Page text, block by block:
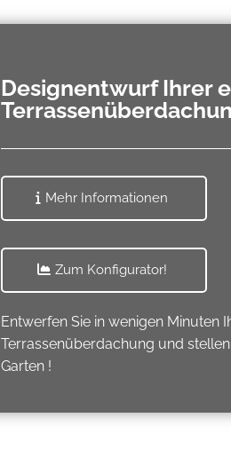
Designentwurf Ihrer
Mehr Informationen
Zum Konfigurator!
Entwerfen Sie in wenigen Minuten
Terrassenüberdachung und
Garten !